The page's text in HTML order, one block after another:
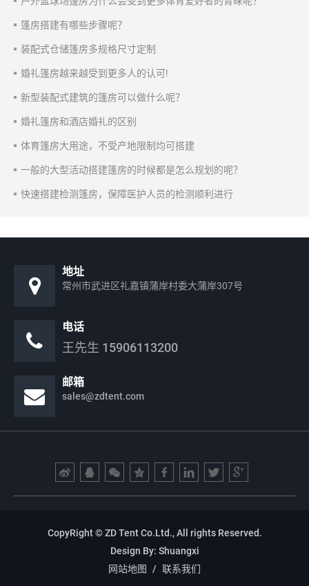
篷房搭建有哪些步骤呢？
装配式仓储篷房多规格尺寸定制
婚礼篷房越来越受到更多人的认可!
新型装配式建筑的篷房可以做什么呢？
婚礼篷房和酒店婚礼的区别
体育篷房大用途，不受产地限制均可搭建
一般的大型活动搭建篷房的时候都是怎么规划的呢？
快速搭建检测篷房，保障医护人员的检测顺利进行
地址
常州市武进区礼嘉镇蒲岸村委大蒲岸307号
电话
王先生 15906113200
邮箱
sales@zdtent.com
CopyRight © ZD Tent Co.Ltd., All rights Reserved.
Design By: Shuangxi
网站地图
/ 联系我们